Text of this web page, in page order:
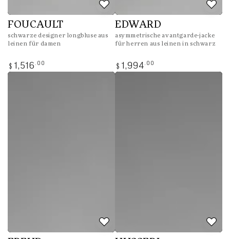
FOUCAULT
schwarze designer longbluse aus
leinen für damen
Regulärer
Preis
$ 1,516 .00
EDWARD
asymmetrische avantgarde-jacke
für herren aus leinen in schwarz
Regulärer
Preis
$ 1,994 .00